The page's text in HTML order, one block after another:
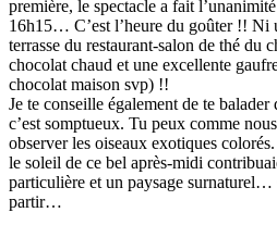
première, le spectacle a fait
16h15… C’est l’heure du goûter !! Ni
terrasse du restaurant-salon de thé du
chocolat chaud et une excellente
chocolat maison svp) !!
Je te conseille également de te balader
c’est somptueux. Tu peux comme
observer les oiseaux exotiques
le soleil de ce bel après-midi
particulière et un paysage
partir…